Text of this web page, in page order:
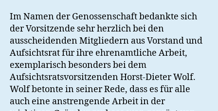
Im Namen der Genossenschaft bedankte sich
der Vorsitzende sehr herzlich bei den
ausscheidenden Mitgliedern aus Vorstand und
Aufsichtsrat für ihre ehrenamtliche Arbeit,
exemplarisch besonders bei dem
Aufsichtsratsvorsitzenden Horst-Dieter Wolf.
Wolf betonte in seiner Rede, dass es für alle
auch eine anstrengende Arbeit in der